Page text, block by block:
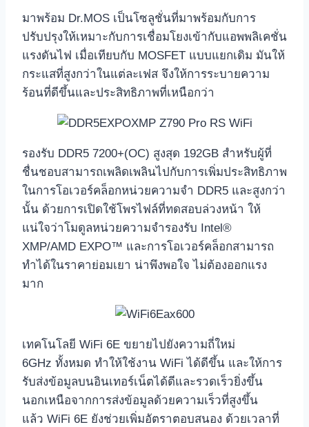
มาพร้อม Dr.MOS เป็นโซลูชั่นที่มาพร้อมกับการ
ปรับปรุงให้เหมาะกับการเชื่อมโยงเข้ากับแอพพลิเคชั่น
แรงดันไฟ เมื่อเทียบกับ MOSFET แบบแยกเดิม มันให้
กระแสที่สูงกว่าในแต่ละเฟส จึงให้การระบายความ
ร้อนที่ดีขึ้นและประสิทธิภาพที่เหนือกว่า
รองรับ DDR5 7200+(OC) สูงสุด 192GB สำหรับผู้ที่
ชื่นชอบสามารถเพลิดเพลินไปกับการเพิ่มประสิทธิภาพ
ในการโอเวอร์คล็อกหน่วยความจำ DDR5 และสูงกว่า
นั้น ด้วยการเปิดใช้โพรไฟล์ที่ทดสอบล่วงหน้า ให้
แน่ใจว่าโมดูลหน่วยความจำรองรับ Intel®
XMP/AMD EXPO™ และการโอเวอร์คล็อกสามารถ
ทำได้ในราคาย่อมเยา น่าพึงพอใจ ไม่ต้องออกแรง
มาก
เทคโนโลยี WiFi 6E ขยายไปยังความถี่ใหม่
6GHz ทั้งหมด ทำให้ใช้งาน WiFi ได้ดีขึ้น และให้การ
รับส่งข้อมูลบนอินเทอร์เน็ตได้ดีและรวดเร็วยิ่งขึ้น
นอกเหนือจากการส่งข้อมูลด้วยความเร็วที่สูงขึ้น
แล้ว WiFi 6E ยังช่วยเพิ่มอัตราตอบสนอง ด้วยเวลาที่